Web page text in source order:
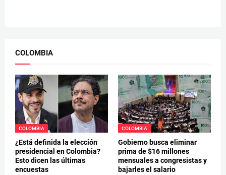
COLOMBIA
COLOMBIA
¿Está definida la elección
presidencial en Colombia?
Esto dicen las últimas
encuestas
COLOMBIA
Gobierno busca eliminar
prima de $16 millones
mensuales a congresistas y
bajarles el salario